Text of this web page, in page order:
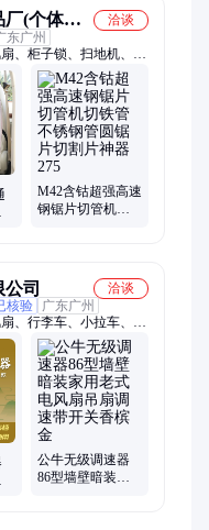
厂(个体工
洽谈
东广州
、柜子锁、扫地机、压
、电控箱、风筝线、隔
、洒水壶、配电箱、手
、动力刀
M42含钴超强高速
钢锯片切管机切
司
洽谈
核验
广东广州
、行李车、小拉车、小
、手拉车、老花镜、润
、润滑脂、擦亮膏、抛
凿、树脚扎子
公牛无级调速器
86型墙壁暗装家